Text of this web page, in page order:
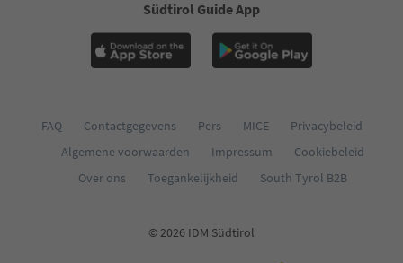
Südtirol Guide App
FAQ Contactgegevens Pers MICE
Privacybeleid
Algemene voorwaarden
Impressum
Cookiebeleid
Over ons
Toegankelijkheid South Tyrol B2B
© 2026 IDM Südtirol